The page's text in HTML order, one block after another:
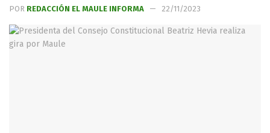
POR REDACCIÓN EL MAULE INFORMA 22/11/2023